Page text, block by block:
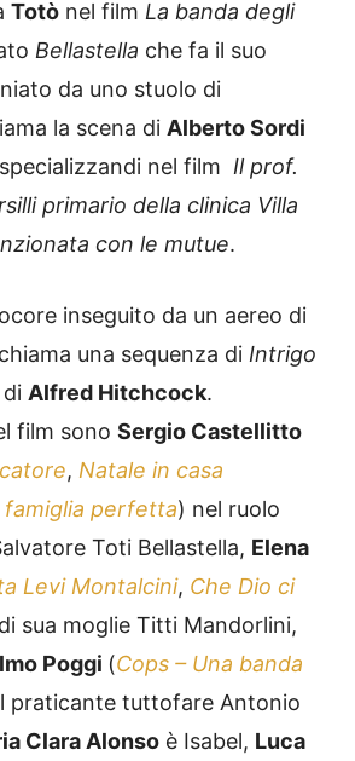
Totò nel film La banda degli
Bellastella che fa il suo
da uno stuolo di
la scena di Alberto Sordi
nel film Il prof.
primario della clinica Villa
con le mutue.
inseguito da un aereo di
una sequenza di Intrigo
di Alfred Hitchcock.
film sono Sergio Castellitto
, Natale in casa
famiglia perfetta) nel ruolo
Toti Bellastella, Elena
Levi Montalcini, Che Dio ci
sua moglie Titti Mandorlini,
Poggi (Cops – Una banda
praticante tuttofare Antonio
Clara Alonso è Isabel, Luca